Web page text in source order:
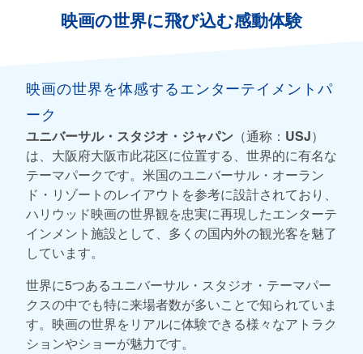
映画の世界に飛び込む感動体験
映画の世界を体感するエンターテイメントパ
ーク
ユニバーサル・スタジオ・ジャパン （通称： USJ）
は、大阪府大阪市此花区に位置する、世界的に有名な
テーマパークです。米国のユニバーサル・オーラン
ド・リゾートのレイアウトを参考に設計されており、
ハリウッド映画の世界観を忠実に再現したエンターテ
インメント施設として、多くの国内外の観光客を魅了
しています。
世界に5つあるユニバーサル・スタジオ・テーマパー
クスの中でも特に来場者数が多いことで知られていま
す。映画の世界をリアルに体験できる様々なアトラク
ションやショーが魅力です。